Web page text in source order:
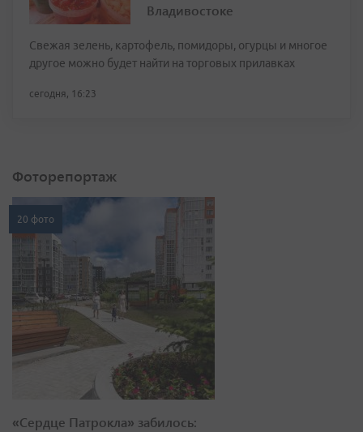
Владивостоке
Свежая зелень, картофель, помидоры, огурцы и многое
другое можно будет найти на торговых прилавках
сегодня, 16:23
Фоторепортаж
20 фото
«Сердце Патрокла» забилось: